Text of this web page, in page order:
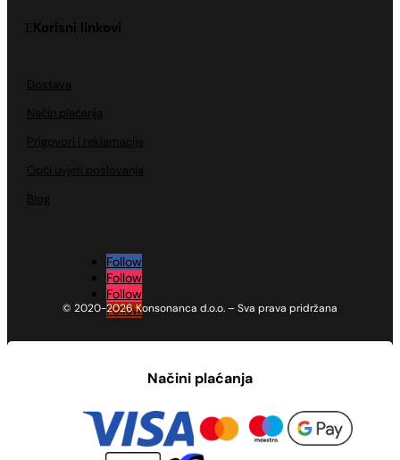
Korisni linkovi
Dostava
Način plaćanja
Prigovori i reklamacije
Opći uvjeti poslovanja
Blog
Follow
Follow
Follow
Follow
© 2020-2026 Konsonanca d.o.o. – Sva prava pridržana
Načini plaćanja